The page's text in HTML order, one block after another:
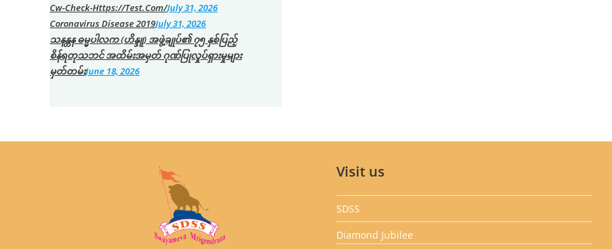
Cw-Check-Https://test.com/July 31, 2026
Coronavirus Disease 2019July 31, 2026
သနန္တန ဓမ္မပါလက (ဟိန္ဒူ) အဖွဲ့ချုပ်၏ ၇၅ နှစ်ပြည့်
စိန်ရတုသဘင် အထိမ်းအမှတ် ဂုဏ်ပြုလှုပ်ရှားမှုများ
မှတ်တမ်းJune 18, 2026
Visit us
SDSS
Diamond Jubilee